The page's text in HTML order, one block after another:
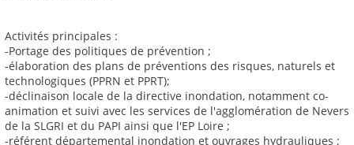
Activités principales :
-Portage des politiques de prévention ;
-élaboration des plans de préventions des risques, naturels et
technologiques (PPRN et PPRT);
-déclinaison locale de la directive inondation, notamment co-
animation et suivi avec les services de l'agglomération de Nevers
de la SLGRI et du PAPI ainsi que l'EP Loire ;
-référent départemental inondation et ouvrages hydrauliques ;